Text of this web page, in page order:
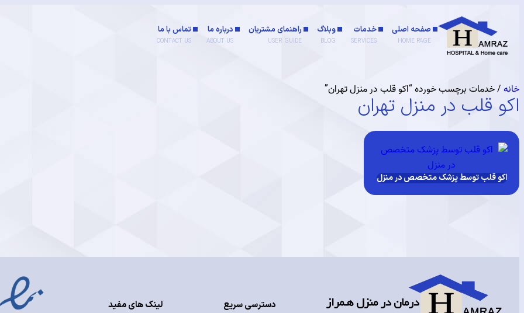
صفحه اصلی
HOME PAGE
خدمات
SERVICES
وبلاگ
BLOG
راهنمای مشتریان
USER GUIDE
درباره ما
ABOUT US
تماس با ما
CONTACT US
خانه/ خدمات برچسب خورده “اکو قلب در منزل تهران”
اکو قلب در منزل تهران
اکو قلب توسط پزشک متخصص در منزل
دسترسی سریع لینک های مفید